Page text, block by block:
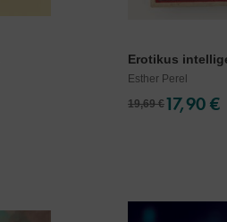
Erotikus
Esther Perel
19,69 €17,90 €